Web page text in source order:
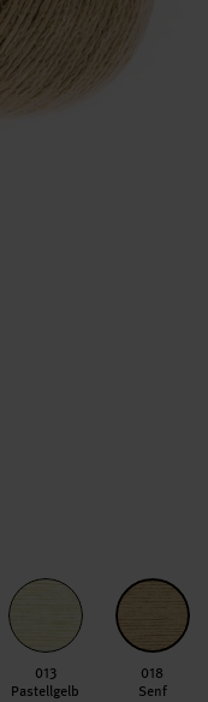
013
Pastellgelb
018
Senf